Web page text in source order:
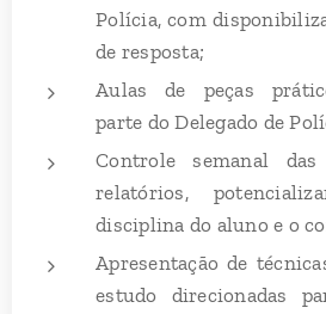
Polícia, com
de resposta;
Aulas de peças
parte do Delegado de
Controle semanal
relatórios,
disciplina do aluno e o
Apresentação de
estudo direcionadas